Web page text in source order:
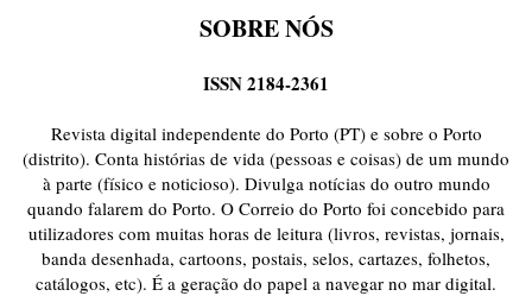
SOBRE NÓS
ISSN 2184-2361
Revista digital independente do Porto (PT) e sobre o Porto
(distrito). Conta histórias de vida (pessoas e coisas) de um mundo
à parte (físico e noticioso). Divulga notícias do outro mundo
quando falarem do Porto. O Correio do Porto foi concebido para
utilizadores com muitas horas de leitura (livros, revistas, jornais,
banda desenhada, cartoons, postais, selos, cartazes, folhetos,
catálogos, etc). É a geração do papel a navegar no mar digital.